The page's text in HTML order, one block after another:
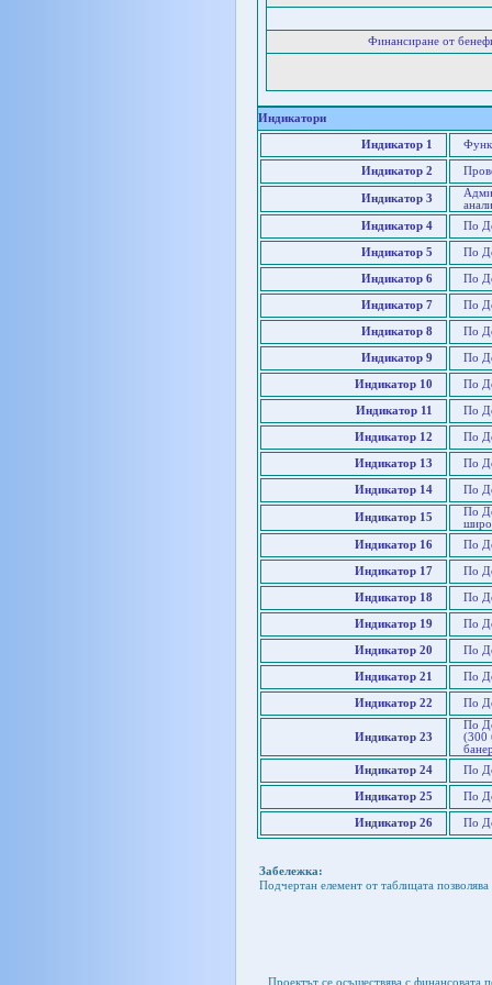
Финансиране от
Индикатори
Индикатор 1
Индикатор 2
Индикатор 3
Индикатор 4
По
Индикатор 5 По
Индикатор 6 По
Индикатор 7 По
Индикатор 8 По
Индикатор 9 По
Индикатор 10 По
Индикатор 11 По
Индикатор 12 По
Индикатор 13 По
Индикатор 14 По
Индикатор 15
По
Индикатор 16
По
Индикатор 17 По
Индикатор 18 По
Индикатор 19 По
Индикатор 20 По
Индикатор 21 По
Индикатор 22 По
Индикатор 23
По
(300
Индикатор 24
По
Индикатор 25 По
Индикатор 26 По
Забележка:
Подчертан елемент от таблицата
Проектът се осъществява с финансовата